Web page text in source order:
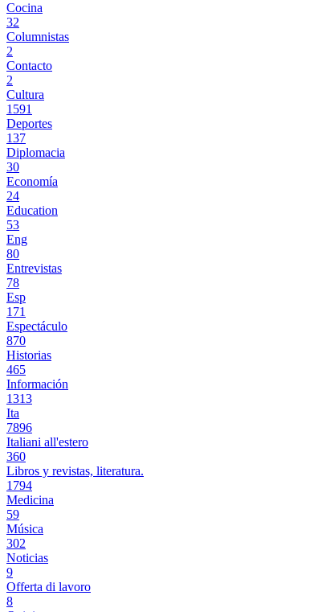
Cocina
32
Columnistas
2
Contacto
2
Cultura
1591
Deportes
137
Diplomacia
30
Economía
24
Education
53
Eng
80
Entrevistas
78
Esp
171
Espectáculo
870
Historias
465
Información
1313
Ita
7896
Italiani all'estero
360
Libros y revistas, literatura.
1794
Medicina
59
Música
302
Noticias
9
Offerta di lavoro
8